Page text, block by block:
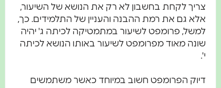
צריך לקחת בחשבון לא רק את הנושא של השיעור,
אלא גם את רמת ההבנה והעניין של התלמידים. כך,
למשל, פרומפט לשיעור במתמטיקה לכיתה ג' יהיה
שונה מאוד מפרומפט לשיעור באותו הנושא לכיתה
י'.
דיוק הפרומפט חשוב במיוחד כאשר משתמשים